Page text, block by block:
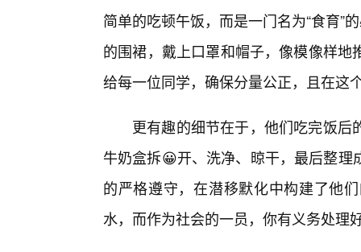
简单的吃顿午饭，而是一门名为“食育”
的围裙，戴上口罩和帽子，像模像样
给每一位同学，确保分量公正，且在这
更有趣的细节在于，他们吃完饭
牛奶盒拆😀开、洗净、晾干，最后整
的严格遵守，在潜移默化中构建了他
水，而作为社会的一员，你有义务处理